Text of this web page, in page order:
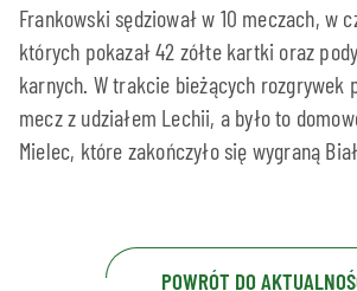
Frankowski sędziował w 10 meczach, w
których pokazał 42 zółte kartki oraz
karnych. W trakcie bieżących rozgrywek
mecz z udziałem Lechii, a było to
Mielec, które zakończyło się wygraną
POWRÓT DO